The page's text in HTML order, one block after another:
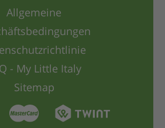
Allgemeine
- My Little Italy
Sitemap